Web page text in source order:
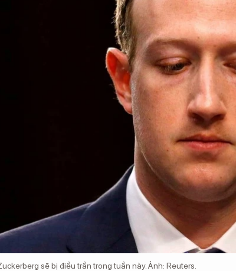
sẽ bị điều trần trong tuần này. Ảnh: Reuters